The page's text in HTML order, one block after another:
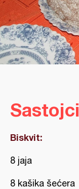
Sastojci
Biskvit:
8 jaja
8 kašika šećera